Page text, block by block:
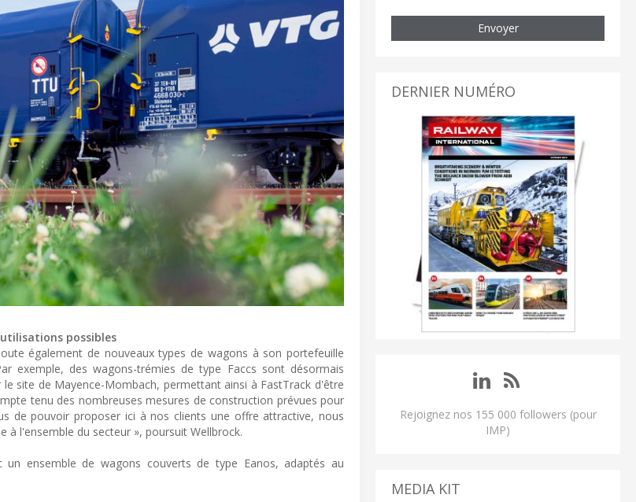
possibles
également de nouveaux types de wagons à son portefeuille
exemple, des wagons-trémies de type Faccs sont désormais
site de Mayence-Mombach, permettant ainsi à FastTrack d'être
tenu des nombreuses mesures de construction prévues pour
de pouvoir proposer ici à nos clients une offre attractive, nous
l'ensemble du secteur », poursuit Wellbrock.
ensemble de wagons couverts de type Eanos, adaptés au
Envoyer
DERNIER NUMÉRO
Rejoignez nos 155 000 followers (pour
IMP)
MEDIA KIT